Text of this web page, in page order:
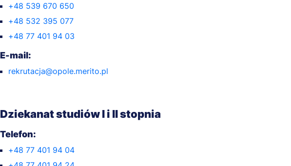
+48 539 670 650
+48 532 395 077
+48 77 401 94 03
E-mail:
rekrutacja@opole.merito.pl
Dziekanat studiów I i II stopnia
Telefon:
+48 77 401 94 04